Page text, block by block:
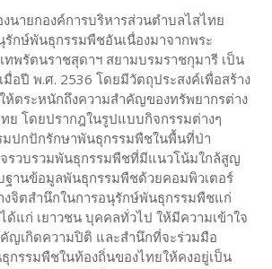
นายกองค์การบริหารส่วนตำบลไสไทย
รักษ์พันธุกรรมพืชอันเนื่องมาจากพระ
ทพรัตนราชสุดาฯ สยามบรมราชกุมารี เป็น
อปี พ.ศ. 2536 โดยมีวัตถุประสงค์เพื่อสร้าง
ห้ตระหนักถึงความสำคัญของทรัพยากรต่าง
ย โดยปรากฎในรูปแบบกิจกรรมต่างๆ
มปกปักรักษาพันธุกรรมพืชในพื้นที่ป่า
จรวบรวมพันธุกรรมพืชที่มีแนวโน้มใกล้สูญ
ฐานข้อมูลพันธุกรรมพืชด้วยคอมพิวเตอร์
งจิตสำนึกในการอนุรักษ์พันธุกรรมพืชแก่
ด้แก่ เยาวชน บุคคลทั่วไป ให้มีความเข้าใจ
ญเกิดความปิติ และสำนึกที่จะร่วมมือ
กรรมพืชในท้องถิ่นของไทยให้คงอยู่เป็น